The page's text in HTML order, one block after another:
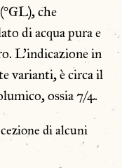
che
di acqua pura e
L’indicazione in
varianti, è circa il
ossia 7/4.
di alcuni